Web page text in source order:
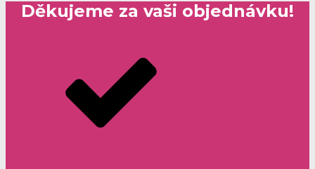
Děkujeme za vaši objednávku!